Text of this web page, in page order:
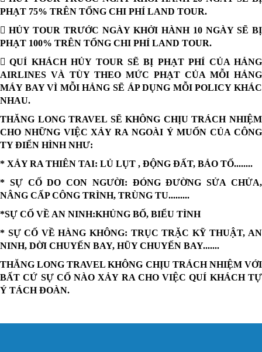
PHẠT 75% TRÊN TỔNG CHI PHÍ LAND TOUR.
 HỦY TOUR TRƯỚC NGÀY KHỞI HÀNH 10 NGÀY SẼ BỊ
PHẠT 100% TRÊN TỔNG CHI PHÍ LAND TOUR.
 QUÍ KHÁCH HỦY TOUR SẼ BỊ PHẠT PHÍ CỦA HẢNG
AIRLINES VÀ TÙY THEO MỨC PHẠT CỦA MỖI HẢNG
MÁY BAY VÌ MỖI HẢNG SẼ ÁP DỤNG MỖI POLICY KHÁC
NHAU.
THĂNG LONG TRAVEL SẼ KHÔNG CHỊU TRÁCH NHIỆM
CHO NHỮNG VIỆC XẢY RA NGOÀI Ý MUỐN CỦA CÔNG
TY ĐIỂN HÌNH NHƯ:
* XẢY RA THIÊN TAI: LỦ LỤT , ĐỘNG ĐẤT, BẢO TỐ........
* SỰ CỐ DO CON NGƯỜI: ĐÓNG ĐƯỜNG SỬA CHỬA,
NÂNG CẤP CÔNG TRÌNH, TRÙNG TU.........
*SỰ CỐ VỀ AN NINH:KHỦNG BỐ, BIỂU TÌNH
* SỰ CỐ VỀ HÀNG KHÔNG: TRỤC TRẶC KỸ THUẬT, AN
NINH, DỜI CHUYẾN BAY, HŨY CHUYẾN BAY.......
THĂNG LONG TRAVEL KHÔNG CHỊU TRÁCH NHIỆM VỚI
BẤT CỨ SỰ CỐ NÀO XẢY RA CHO VIỆC QUÍ KHÁCH TỰ
Ý TÁCH ĐOÀN.